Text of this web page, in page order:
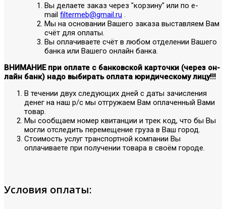
Вы делаете заказ через "корзину" или по е-
mail filtermeb@gmail.ru .
Мы на основании Вашего заказа выставляем Вам
счёт для оплаты.
Вы оплачиваете счёт в любом отделении Вашего
банка или Вашего онлайн банка.
ВНИМАНИЕ при оплате с банковской карточки (через он-
лайн банк) надо выбирать оплата юридическому лицу!!!
В течении двух следующих дней с даты зачисления
денег на наш р/с мы отгружаем Вам оплаченный Вами
товар.
Мы сообщаем номер квитанции и трек код, что бы Вы
могли отследить перемещение груза в Ваш город.
Стоимость услуг транспортной компании Вы
оплачиваете при получении товара в своём городе.
Условия оплаты: